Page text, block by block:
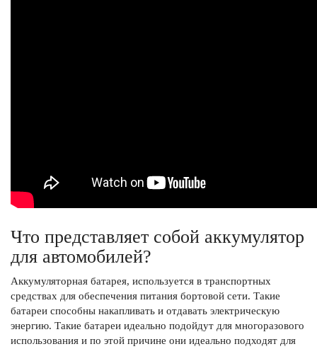
Что представляет собой аккумулятор
для автомобилей?
Аккумуляторная батарея, используется в транспортных
средствах для обеспечения питания бортовой сети. Такие
батареи способны накапливать и отдавать электрическую
энергию. Такие батареи идеально подойдут для многоразового
использования и по этой причине они идеально подходят для